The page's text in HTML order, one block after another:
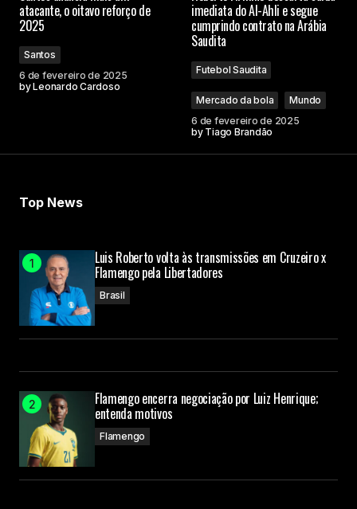
atacante, o oitavo reforço de
2025
Santos
6 de fevereiro de 2025
byLeonardo Cardoso
imediata do Al-Ahli e segue
cumprindo contrato na Arábia
Saudita
Futebol Saudita
Mercado da bola
Mundo
6 de fevereiro de 2025
by Tiago Brandão
Top News
Luis Roberto volta às transmissões em Cruzeiro x
Flamengo pela Libertadores
Brasil
Flamengo encerra negociação por Luiz Henrique;
entenda motivos
Flamengo